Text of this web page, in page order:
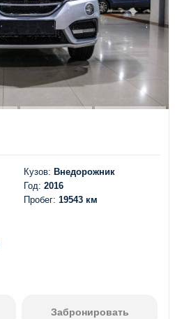
Кузов: Внедорожник
Год: 2016
Пробег: 19543 км
Забронировать